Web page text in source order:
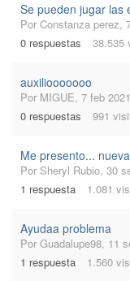
Se pueden jugar las
Por Constanza perez,
0 respuestas 38.535
auxiliooooooo
Por MIGUE, 7 feb 2021
0 respuestas 991
Me presento...
Por Sheryl Rubio, 30
1 respuesta 1.081
Ayudaa problema
Por Guadalupe98, 11
1 respuesta 1.560